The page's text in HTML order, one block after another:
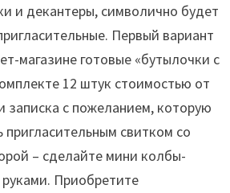
и декантеры, символично будет
Первый вариант
магазине готовые «бутылочки с
12 штук стоимостью от
записка с пожеланием, которую
пригласительным свитком со
– сделайте мини колбы-
Приобретите